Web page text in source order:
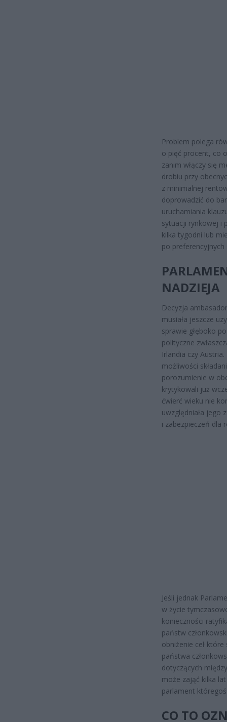
Problem polega
o pięć procent, co
zanim włączy się
drobiu przy
z minimalnej
doprowadzić do
uruchamiania
sytuacji rynkowej i
kilka tygodni lub
po preferencyjnych
NADZIEJA
Decyzja
musiała jeszcze
sprawie głęboko
polityczne
Irlandia czy
możliwości
porozumienie w
krytykowali już
ćwierć wieku nie
uwzględniała jego
i zabezpieczeń dla
Jeśli jednak
w życie
konieczności
państw
obniżenie ceł
państwa
dotyczących
może zająć kilka
parlament
CO TO